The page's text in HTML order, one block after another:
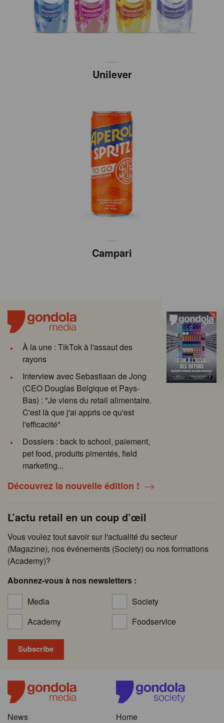
Unilever
Campari
À la une : TikTok à l'assaut des
rayons
Interview avec Sebastiaan de Jong
(CEO Douglas Belgique et Pays-
Bas) : "Je viens du retail alimentaire.
C'est là que j'ai appris ce qu'est
l'efficacité"
Dossiers : back to school, paiement,
pet food, produits pimentés, field
marketing...
Découvrez la nouvelle édition !
L’actu retail en un coup d’œil
Vous voulez tout savoir sur l'actualité du secteur
(Magazine), nos événements (Society) ou nos formations
(Academy)?
Abonnez-vous à nos newsletters :
Media
Society
Academy
Foodservice
News
Home